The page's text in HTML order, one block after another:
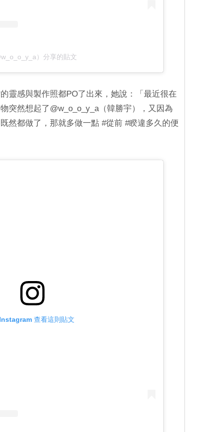
）分享的貼文
靈感與製作照都PO了出來，她說：「最近很在
突然想起了@w_o_o_y_a（韓勝宇），又因為
都做了，那就多做一點 #從前 #睽違多久的便
查看這則貼文